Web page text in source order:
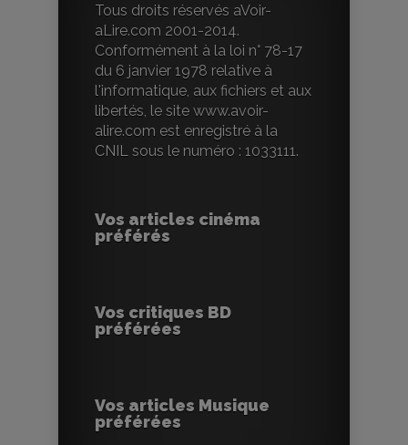
Tous droits réservés aVoir-
aLire.com 2001-2014.
Conformément à la loi n° 78-17
du 6 janvier 1978 relative à
l'informatique, aux fichiers et aux
libertés, le site www.avoir-
alire.com est enregistré à la
CNIL sous le numéro : 1033111.
Vos articles cinéma
préférés
Vos critiques BD
préférées
Vos articles Musique
préférées